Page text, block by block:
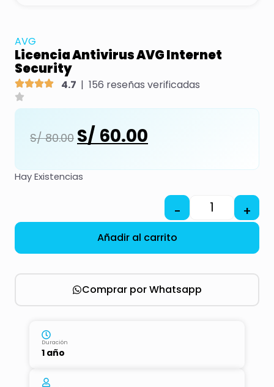
AVG
Licencia Antivirus AVG Internet
Security
4.7 |156 reseñas verificadas
S/80.00 S/ 60.00
Hay Existencias
- +
Añadir al carrito
Comprar por Whatsapp
Duración
1 año